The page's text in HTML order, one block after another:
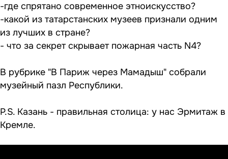
-где спрятано современное этноискусство?
-какой из татарстанских музеев признали одним
из лучших в стране?
- что за секрет скрывает пожарная часть N4?
В рубрике "В Париж через Мамадыш" собрали
музейный пазл Республики.
P.S. Казань - правильная столица: у нас Эрмитаж в
Кремле.